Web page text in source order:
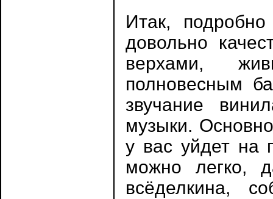
Итак,
довольно
верхами,
полновесным
звучание
музыки.
у вас уйдет на
можно легко,
всёделкина,